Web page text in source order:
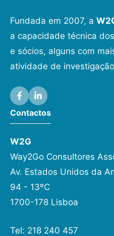
Fundada em 2007, a
a capacidade técnica
e sócios, alguns com
atividade de
Contactos
W2G
Way2Go Consultores
Av. Estados Unidos da
94 - 13ºC
1700-178 Lisboa
Tel: 218 240 457